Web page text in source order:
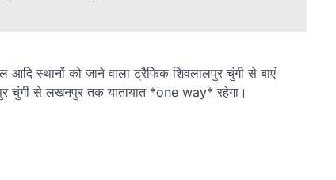
आदि स्थानों को जाने वाला ट्रैफिक शिवलालपुर चुंगी से बाएं
चुंगी से लखनपुर तक यातायात *one way* रहेगा।